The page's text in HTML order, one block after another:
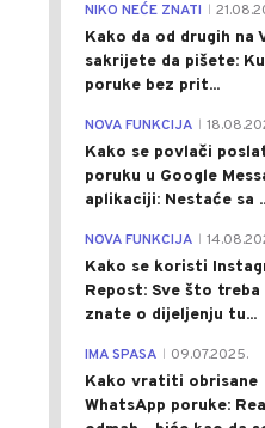
NIKO NEĆE ZNATI
Kako da od drugih na
sakrijete da pišete:
poruke bez prit...
NOVA FUNKCIJA
Kako se povlači
poruku u Google
aplikaciji: Nestaće sa
NOVA FUNKCIJA
Kako se koristi
Repost: Sve što treba
znate o dijeljenju tu...
IMA SPASA 09.07.2025.
Kako vratiti obrisane
WhatsApp poruke: